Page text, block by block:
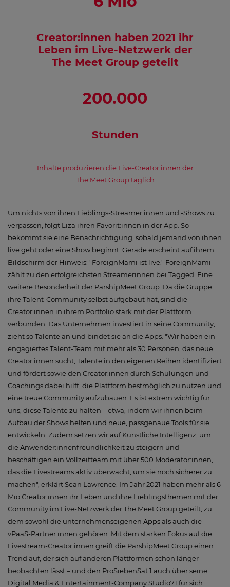
Creator:innen haben 2021 ihr
Leben im Live-Netzwerk der
The Meet Group geteilt
200.000
Stunden
Inhalte produzieren die Live-Creator:innen der
The Meet Group täglich
Um nichts von ihren Lieblings-Streamer:innen und -Shows zu
verpassen, folgt Liza ihren Favorit:innen in der App. So
bekommt sie eine Benachrichtigung, sobald jemand von ihnen
live geht oder eine Show beginnt. Gerade erscheint auf ihrem
Bildschirm der Hinweis: "ForeignMami ist live." ForeignMami
zählt zu den erfolgreichsten Streamerinnen bei Tagged. Eine
weitere Besonderheit der ParshipMeet Group: Da die Gruppe
ihre Talent-Community selbst aufgebaut hat, sind die
Creator:innen in ihrem Portfolio stark mit der Plattform
verbunden. Das Unternehmen investiert in seine Community,
zieht so Talente an und bindet sie an die Apps. "Wir haben ein
engagiertes Talent-Team mit mehr als 30 Personen, das neue
Creator:innen sucht, Talente in den eigenen Reihen identifiziert
und fördert sowie den Creator:innen durch Schulungen und
Coachings dabei hilft, die Plattform bestmöglich zu nutzen und
eine treue Community aufzubauen. Es ist extrem wichtig für
uns, diese Talente zu halten – etwa, indem wir ihnen beim
Aufbau der Shows helfen und neue, passgenaue Tools für sie
entwickeln. Zudem setzen wir auf Künstliche Intelligenz, um
die Anwender:innenfreundlichkeit zu steigern und
beschäftigen ein Vollzeitteam mit über 500 Moderator:innen,
das die Livestreams aktiv überwacht, um sie noch sicherer zu
machen", erklärt Sean Lawrence. Im Jahr 2021 haben mehr als 6
Mio Creator:innen ihr Leben und ihre Lieblingsthemen mit der
Community im Live-Netzwerk der The Meet Group geteilt, zu
dem sowohl die unternehmenseigenen Apps als auch die
vPaaS-Partner:innen gehören. Mit dem starken Fokus auf die
Livestream-Creator:innen greift die ParshipMeet Group einen
Trend auf, der sich auf anderen Plattformen schon länger
beobachten lässt – und den ProSiebenSat.1 auch über seine
Digital Media & Entertainment-Company Studio71 für sich